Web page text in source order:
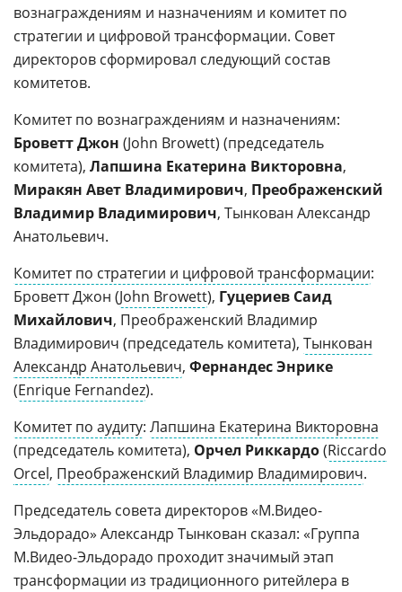
вознаграждениям и назначениям и комитет по
стратегии и цифровой трансформации. Совет
директоров сформировал следующий состав
комитетов.
Комитет по вознаграждениям и назначениям:
Броветт Джон (John Browett) (председатель
комитета), Лапшина Екатерина Викторовна,
Миракян Авет Владимирович, Преображенский
Владимир Владимирович, Тынкован Александр
Анатольевич.
Комитет по стратегии и цифровой трансформации:
Броветт Джон (John Browett), Гуцериев Саид
Михайлович, Преображенский Владимир
Владимирович (председатель комитета), Тынкован
Александр Анатольевич, Фернандес Энрике
(Enrique Fernandez).
Комитет по аудиту: Лапшина Екатерина Викторовна
(председатель комитета), Орчел Риккардо(Riccardo
Orcel, Преображенский Владимир Владимирович.
Председатель совета директоров «М.Видео-
Эльдорадо» Александр Тынкован сказал: «Группа
М.Видео-Эльдорадо проходит значимый этап
трансформации из традиционного ритейлера в